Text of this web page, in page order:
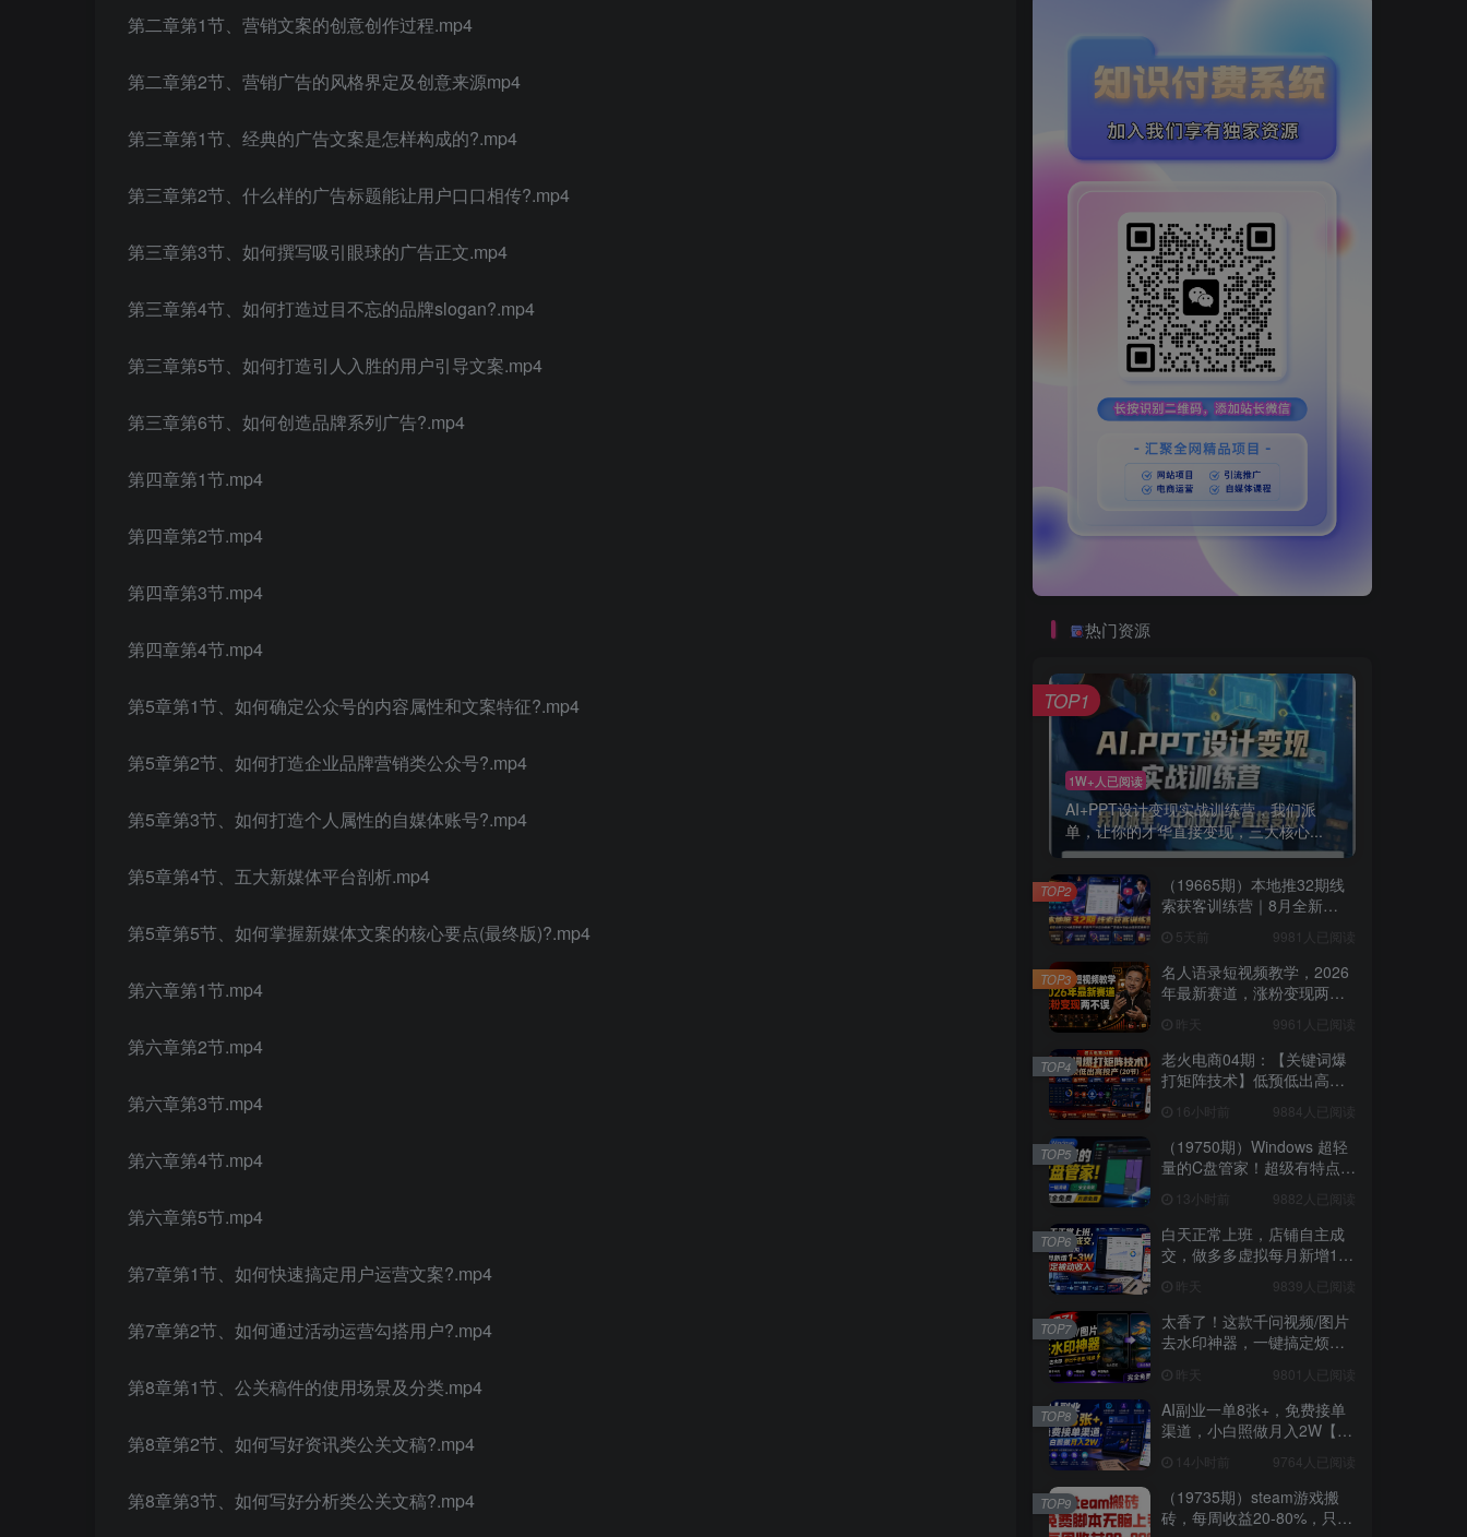
第二章第1节、营销文案的创意创作过程.mp4
第二章第2节、营销广告的风格界定及创意来源mp4
第三章第1节、经典的广告文案是怎样构成的?.mp4
第三章第2节、什么样的广告标题能让用户口口相传?.mp4
第三章第3节、如何撰写吸引眼球的广告正文.mp4
第三章第4节、如何打造过目不忘的品牌slogan?.mp4
第三章第5节、如何打造引人入胜的用户引导文案.mp4
第三章第6节、如何创造品牌系列广告?.mp4
第四章第1节.mp4
第四章第2节.mp4
第四章第3节.mp4
第四章第4节.mp4
第5章第1节、如何确定公众号的内容属性和文案特征?.mp4
第5章第2节、如何打造企业品牌营销类公众号?.mp4
第5章第3节、如何打造个人属性的自媒体账号?.mp4
第5章第4节、五大新媒体平台剖析.mp4
第5章第5节、如何掌握新媒体文案的核心要点(最终版)?.mp4
第六章第1节.mp4
第六章第2节.mp4
第六章第3节.mp4
第六章第4节.mp4
第六章第5节.mp4
第7章第1节、如何快速搞定用户运营文案?.mp4
第7章第2节、如何通过活动运营勾搭用户?.mp4
第8章第1节、公关稿件的使用场景及分类.mp4
第8章第2节、如何写好资讯类公关文稿?.mp4
第8章第3节、如何写好分析类公关文稿?.mp4
热门资源
1W+人已阅读
AI+PPT设计变现实战训练营，我们派
单，让你的才华直接变现，三大核心...
TOP1
（19665期）本地推32期线
索获客训练营｜8月全新
启动搜索广告素材优化全链
路实操教学
5天前 9981人已阅读
TOP2
名人语录短视频教学，2026
年最新赛道，涨粉变现两不
昨天 9961人已阅读
TOP3
老火电商04期：【关键词爆
打矩阵技术】低预低出高投
16小时前 9884人已阅读
TOP4
（19750期）Windows 超轻
量的C盘管家！超级有特点，
2M大小体积，完全免费 C盘
管家
13小时前 9882人已阅读
TOP5
白天正常上班，店铺自主成
交，做多多虚拟每月新增1-
昨天 9839人已阅读
TOP6
太香了！这款千问视频/图片
去水印神器，一键搞定烦人
器拓展插件
昨天 9801人已阅读
TOP7
AI副业一单8张+，免费接单
渠道，小白照做月入2W【揭
14小时前 9764人已阅读
TOP8
（19735期）steam游戏搬
砖，每周收益20-80%，只需
TOP9